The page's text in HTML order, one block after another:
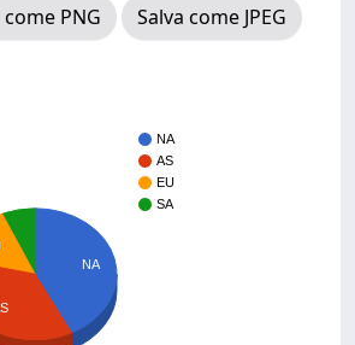
come PNG
Salva come JPEG
NA
AS
EU
SA
NA